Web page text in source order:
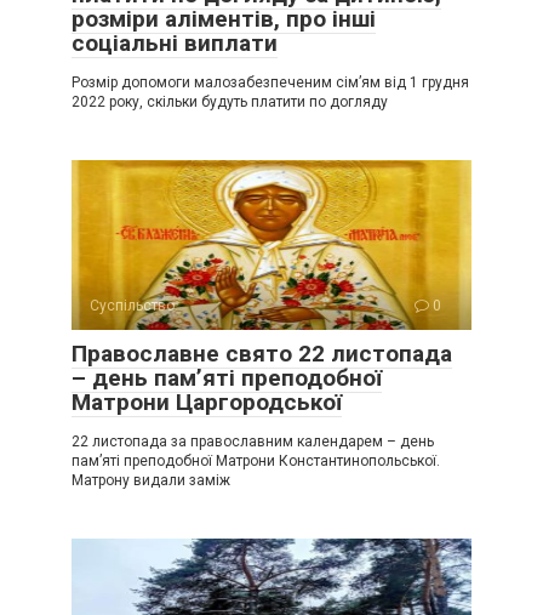
розміри аліментів, про інші
соціальні виплати
Розмір допомоги малозабезпеченим сім’ям від 1 грудня
2022 року, скільки будуть платити по догляду
Суспільство 0
Православне свято 22 листопада
– день пам’яті преподобної
Матрони Царгородської
22 листопада за православним календарем – день
пам’яті преподобної Матрони Константинопольської.
Матрону видали заміж